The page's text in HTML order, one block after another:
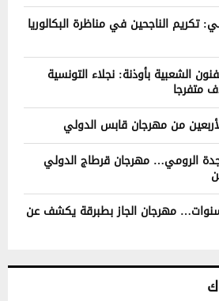
تكريم الناجحين في مناظرة البكالوريا
الشعبية بأوذنة: نجلاء التونسية
من مهرجان قابس الدولي
الرومي… مهرجان قرطاج الدولي
مهرجان الجاز بطبرقة يكشف عن